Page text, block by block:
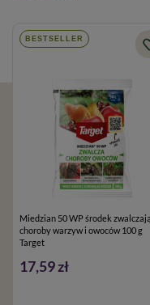
BESTSELLER
Miedzian 50 WP środek
choroby warzyw i owoców 100 g
Target
17,59 zł